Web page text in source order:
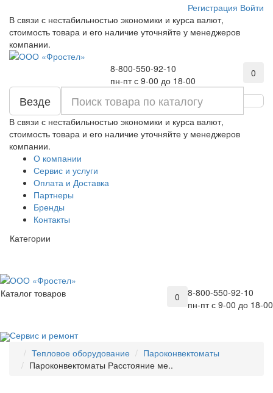
Регистрация Войти
В связи с нестабильностью экономики и курса валют,
стоимость товара и его наличие уточняйте у менеджеров
компании.
8-800-550-92-10
пн-пт с 9-00 до 18-00
0
Везде
В связи с нестабильностью экономики и курса валют,
стоимость товара и его наличие уточняйте у менеджеров
компании.
О компании
Сервис и услуги
Оплата и Доставка
Партнеры
Бренды
Контакты
Категории
8-800-550-92-10
пн-пт с 9-00 до 18-00
0
Каталог товаров
Сервис и ремонт
Тепловое оборудование
Пароконвектоматы
Пароконвектоматы Расстояние ме..